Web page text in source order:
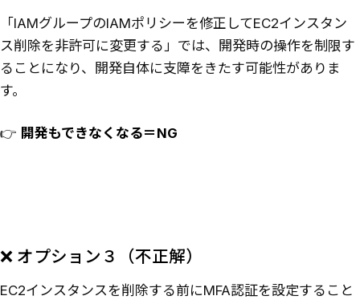
「IAMグループのIAMポリシーを修正してEC2インスタン
ス削除を非許可に変更する」では、開発時の操作を制限す
ることになり、開発自体に支障をきたす可能性がありま
す。
👉 開発もできなくなる＝NG
❌ オプション３（不正解）
EC2インスタンスを削除する前にMFA認証を設定すること